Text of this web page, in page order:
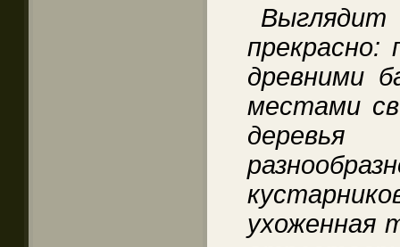
древними
местами
ухоженная